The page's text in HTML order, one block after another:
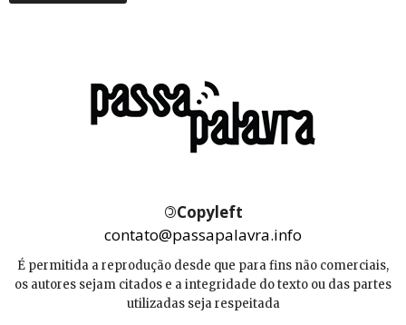
©Copyleft
contato@passapalavra.info
É permitida a reprodução desde que para fins não comerciais,
os autores sejam citados e a integridade do texto ou das partes
utilizadas seja respeitada